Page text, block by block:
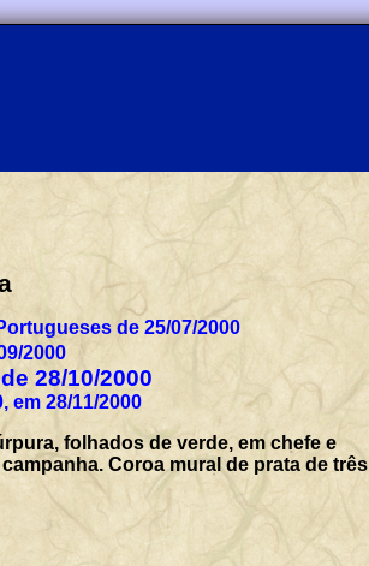
de 25/07/2000
2000
28/10/2000
em 28/11/2000
folhados de verde, em chefe e
Coroa mural de prata de três